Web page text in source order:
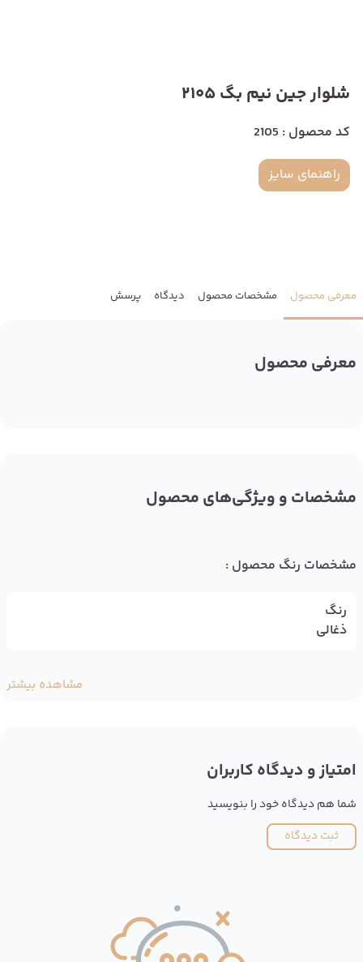
شلوار جین نیم بگ 2105
کد محصول : 2105
راهنمای سایز
معرفی محصول مشخصات محصول دیدگاه پرسش
معرفی محصول
مشخصات و ویژگی‌های محصول
مشخصات رنگ محصول :
رنگ
ذغالی
مشاهده بیشتر
امتیاز و دیدگاه کاربران
شما هم دیدگاه خود را بنویسید
ثبت دیدگاه